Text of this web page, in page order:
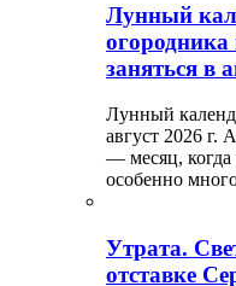
Лунный
огородника
заняться в
Лунный
август 2026 г.
— месяц, когда
особенно
Утрата.
отставке